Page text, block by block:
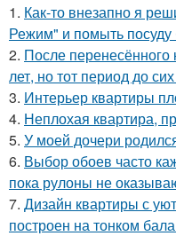
1. Как-то внезапно я
Режим" и помыть
2. После
лет, но тот период до
3. Интерьер квартиры
4. Неплохая квартира,
5. У моей дочери
6. Выбор обоев часто
пока рулоны не
7. Дизайн квартиры с
построен на тонком